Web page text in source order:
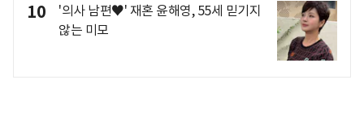
10
'의사 남편♥' 재혼 윤해영, 55세 믿기지
않는 미모